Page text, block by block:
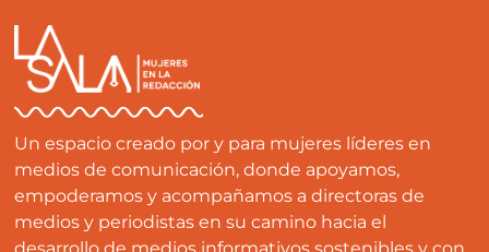
Un espacio creado por y para mujeres líderes en
medios de comunicación, donde apoyamos,
empoderamos y acompañamos a directoras de
medios y periodistas en su camino hacia el